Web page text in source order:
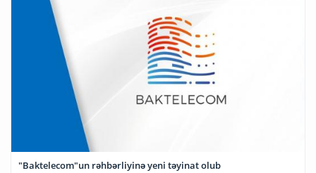
"Baktelecom"un rəhbərliyinə yeni təyinat olub